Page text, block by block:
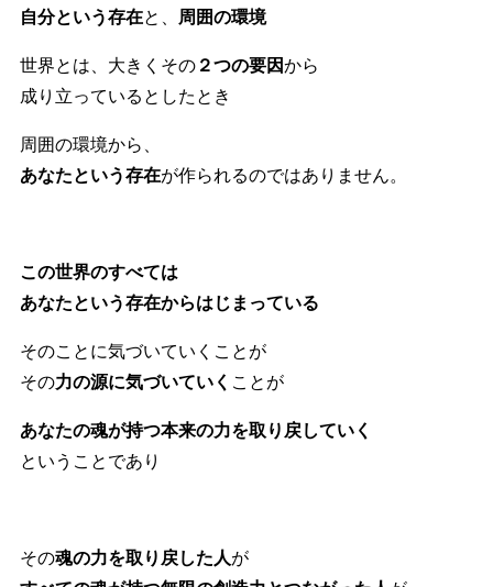
自分という存在と、 周囲の環境
世界とは、大きくその ２つの要因から
成り立っているとしたとき
周囲の環境から、
あなたという存在が作られるのではありません。
この世界のすべては
あなたという存在からはじまっている
そのことに気づいていくことが
その力の源に気づいていく ことが
あなたの魂が持つ本来の力を取り戻していく
ということであり
その魂の力を取り戻した人が